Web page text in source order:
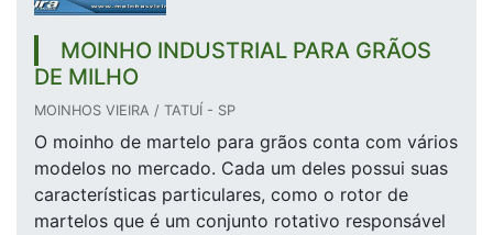
MOINHO INDUSTRIAL PARA GRÃOS
DE MILHO
MOINHOS VIEIRA / TATUÍ - SP
O moinho de martelo para grãos conta com vários
modelos no mercado. Cada um deles possui suas
características particulares, como o rotor de
martelos que é um conjunto rotativo responsável